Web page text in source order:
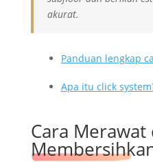
akurat.
Panduan lengkap
Apa itu click
Cara Merawat